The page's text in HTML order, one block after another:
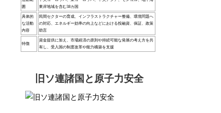
囲
東岸地域を含む38カ国
具体的
な活動
内容
民間セクターの育成、インフラストラクチャー整備、環境問題へ
の対応、エネルギー効率の向上などにおける投融資、保証、政策
助言
特徴
資金提供に加え、市場経済の原則や持続可能な発展の考え方を共
有し、受入国の制度改革や能力構築を支援
旧ソ連諸国と原子力安全